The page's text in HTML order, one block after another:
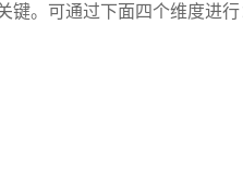
。可通过下面四个维度进行